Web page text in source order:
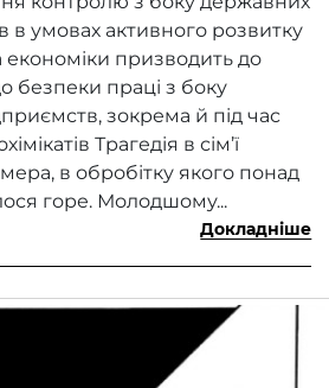
в умовах активного розвитку
економіки призводить до
безпеки праці з боку
зокрема й під час
Трагедія в сім’ї
в обробітку якого понад
горе. Молодшому...
Докладніше